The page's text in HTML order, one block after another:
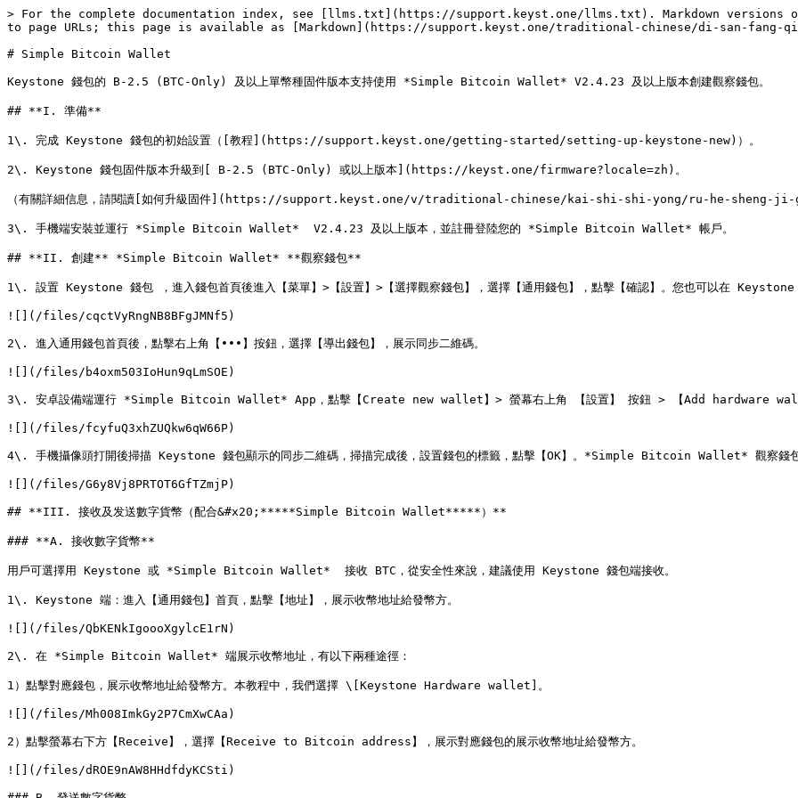
> For the complete documentation index, see [llms.txt](https://support.keyst.one/llms.txt). Markdown versions
to page URLs; this page is available as [Markdown](https://support.keyst.one/traditional-chinese/di-san-fang-
# Simple Bitcoin Wallet
Keystone 錢包的 B-2.5 (BTC-Only) 及以上單幣種固件版本支持使用 *Simple Bitcoin Wallet* V2.4.23 及以上版本創建觀察錢包。
## **I. 準備**
1\. 完成 Keystone 錢包的初始設置（[教程](https://support.keyst.one/getting-started/setting-up-keystone-new)）。
2\. Keystone 錢包固件版本升級到[ B-2.5 (BTC-Only) 或以上版本](https://keyst.one/firmware?locale=zh)。
（有關詳細信息，請閱讀[如何升級固件](https://support.keyst.one/v/traditional-chinese/kai-shi-shi-yong/ru-he-sheng-ji-
3\. 手機端安裝並運行 *Simple Bitcoin Wallet*  V2.4.23 及以上版本，並註冊登陸您的 *Simple Bitcoin Wallet* 帳戶。
## **II. 創建** *Simple Bitcoin Wallet* **觀察錢包**
1\. 設置 Keystone 錢包 ，進入錢包首頁後進入【菜單】>【設置】>【選擇觀察錢包】，選擇【通用錢包】，點擊【確認】。您也可以在 Keystone
![](/files/cqctVyRngNB8BFgJMNf5)
2\. 進入通用錢包首頁後，點擊右上角【•••】按鈕，選擇【導出錢包】，展示同步二維碼。
![](/files/b4oxm503IoHun9qLmSOE)
3\. 安卓設備端運行 *Simple Bitcoin Wallet* App，點擊【Create new wallet】> 螢幕右上角 【設置】 按鈕 > 【Add hardware
![](/files/fcyfuQ3xhZUQkw6qW66P)
4\. 手機攝像頭打開後掃描 Keystone 錢包顯示的同步二維碼，掃描完成後，設置錢包的標籤，點擊【OK】。*Simple Bitcoin Wallet* 觀察錢包
![](/files/G6y8Vj8PRTOT6GfTZmjP)
## **III. 接收及发送數字貨幣（配合&#x20;*****Simple Bitcoin Wallet*****）**
### **A. 接收數字貨幣**
用戶可選擇用 Keystone 或 *Simple Bitcoin Wallet*  接收 BTC，從安全性來說，建議使用 Keystone 錢包端接收。
1\. Keystone 端：進入【通用錢包】首頁，點擊【地址】，展示收幣地址給發幣方。
![](/files/QbKENkIgoooXgylcE1rN)
2\. 在 *Simple Bitcoin Wallet* 端展示收幣地址，有以下兩種途徑：
1）點擊對應錢包，展示收幣地址給發幣方。本教程中，我們選擇 \[Keystone Hardware wallet]。
![](/files/Mh008ImkGy2P7CmXwCAa)
2）點擊螢幕右下方【Receive】，選擇【Receive to Bitcoin address】，展示對應錢包的展示收幣地址給發幣方。
![](/files/dROE9nAW8HHdfdyKCSti)